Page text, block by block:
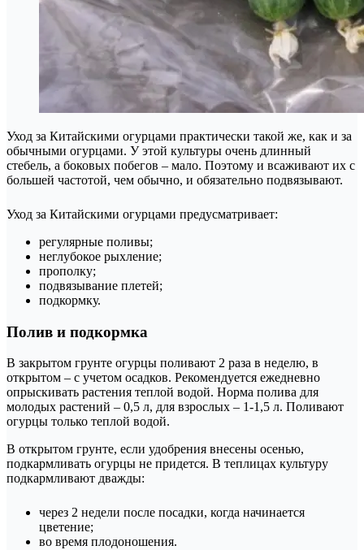
Уход за Китайскими огурцами практически такой же, как и за
обычными огурцами. У этой культуры очень длинный
стебель, а боковых побегов – мало. Поэтому и всаживают их с
большей частотой, чем обычно, и обязательно подвязывают.
Уход за Китайскими огурцами предусматривает:
регулярные поливы;
неглубокое рыхление;
прополку;
подвязывание плетей;
подкормку.
Полив и подкормка
В закрытом грунте огурцы поливают 2 раза в неделю, в
открытом – с учетом осадков. Рекомендуется ежедневно
опрыскивать растения теплой водой. Норма полива для
молодых растений – 0,5 л, для взрослых – 1-1,5 л. Поливают
огурцы только теплой водой.
В открытом грунте, если удобрения внесены осенью,
подкармливать огурцы не придется. В теплицах культуру
подкармливают дважды:
через 2 недели после посадки, когда начинается
цветение;
во время плодоношения.